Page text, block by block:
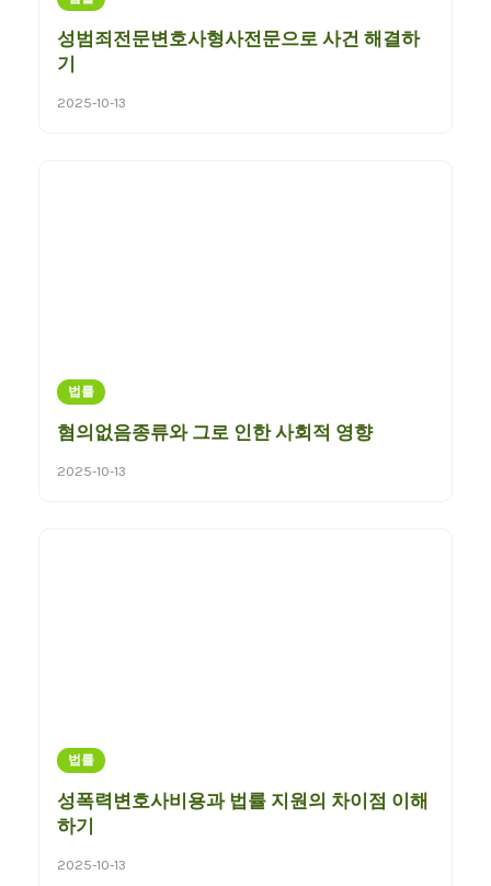
성범죄전문변호사형사전문으로 사건 해결하
기
2025-10-13
법률
혐의없음종류와 그로 인한 사회적 영향
2025-10-13
법률
성폭력변호사비용과 법률 지원의 차이점 이해
하기
2025-10-13